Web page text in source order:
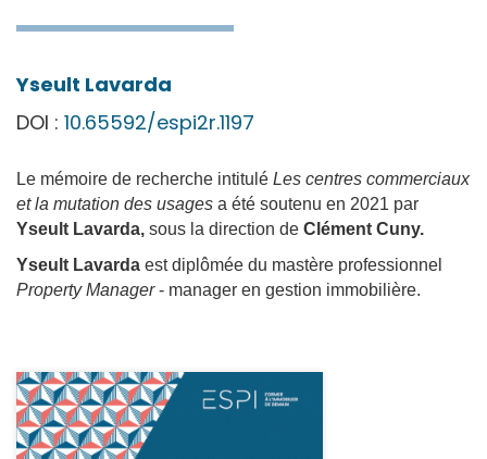
Yseult Lavarda
DOI : 10.65592/espi2r.1197
Le mémoire de recherche intitulé Les centres commerciaux
et la mutation des usages a été soutenu en 2021 par
Yseult Lavarda, sous la direction de Clément Cuny.
Yseult Lavarda est diplômée du mastère professionnel
Property Manager- manager en gestion immobilière.